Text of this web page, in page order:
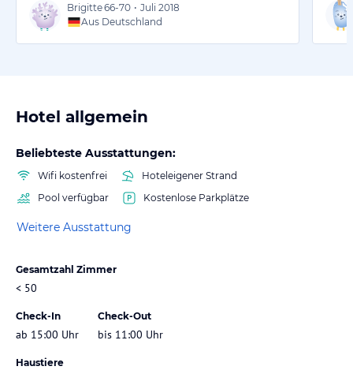
Brigitte66-70 • Juli 2018
Aus Deutschland
Hotel allgemein
Beliebteste Ausstattungen:
Wifi kostenfrei
Hoteleigener Strand
Pool verfügbar
Kostenlose Parkplätze
Weitere Ausstattung
Gesamtzahl Zimmer
< 50
Check-In
ab 15:00 Uhr
Check-Out
bis 11:00 Uhr
Haustiere